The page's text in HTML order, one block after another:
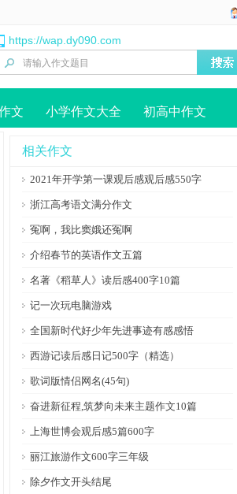
https://wap.dy090.com
文 小学作文大全 初高中作文
相关作文
2021年开学第一课观后感观后感550字
浙江高考语文满分作文
冤啊，我比窦娥还冤啊
介绍春节的英语作文五篇
名著《稻草人》读后感400字10篇
记一次玩电脑游戏
全国新时代好少年先进事迹有感感悟
西游记读后感日记500字（精选）
歌词版情侣网名(45句)
奋进新征程,筑梦向未来主题作文10篇
上海世博会观后感5篇600字
丽江旅游作文600字三年级
除夕作文开头结尾